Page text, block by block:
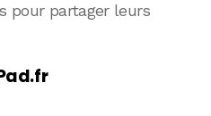
pour partager leurs